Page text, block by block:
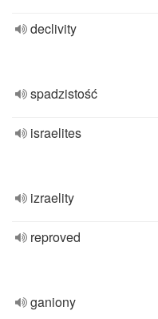
declivity
spadzistość
israelites
izraelity
reproved
ganiony